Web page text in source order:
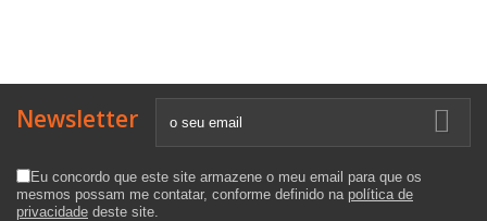
Newsletter
Eu concordo que este site armazene o meu email para que os
mesmos possam me contatar, conforme definido na política de
privacidade deste site.